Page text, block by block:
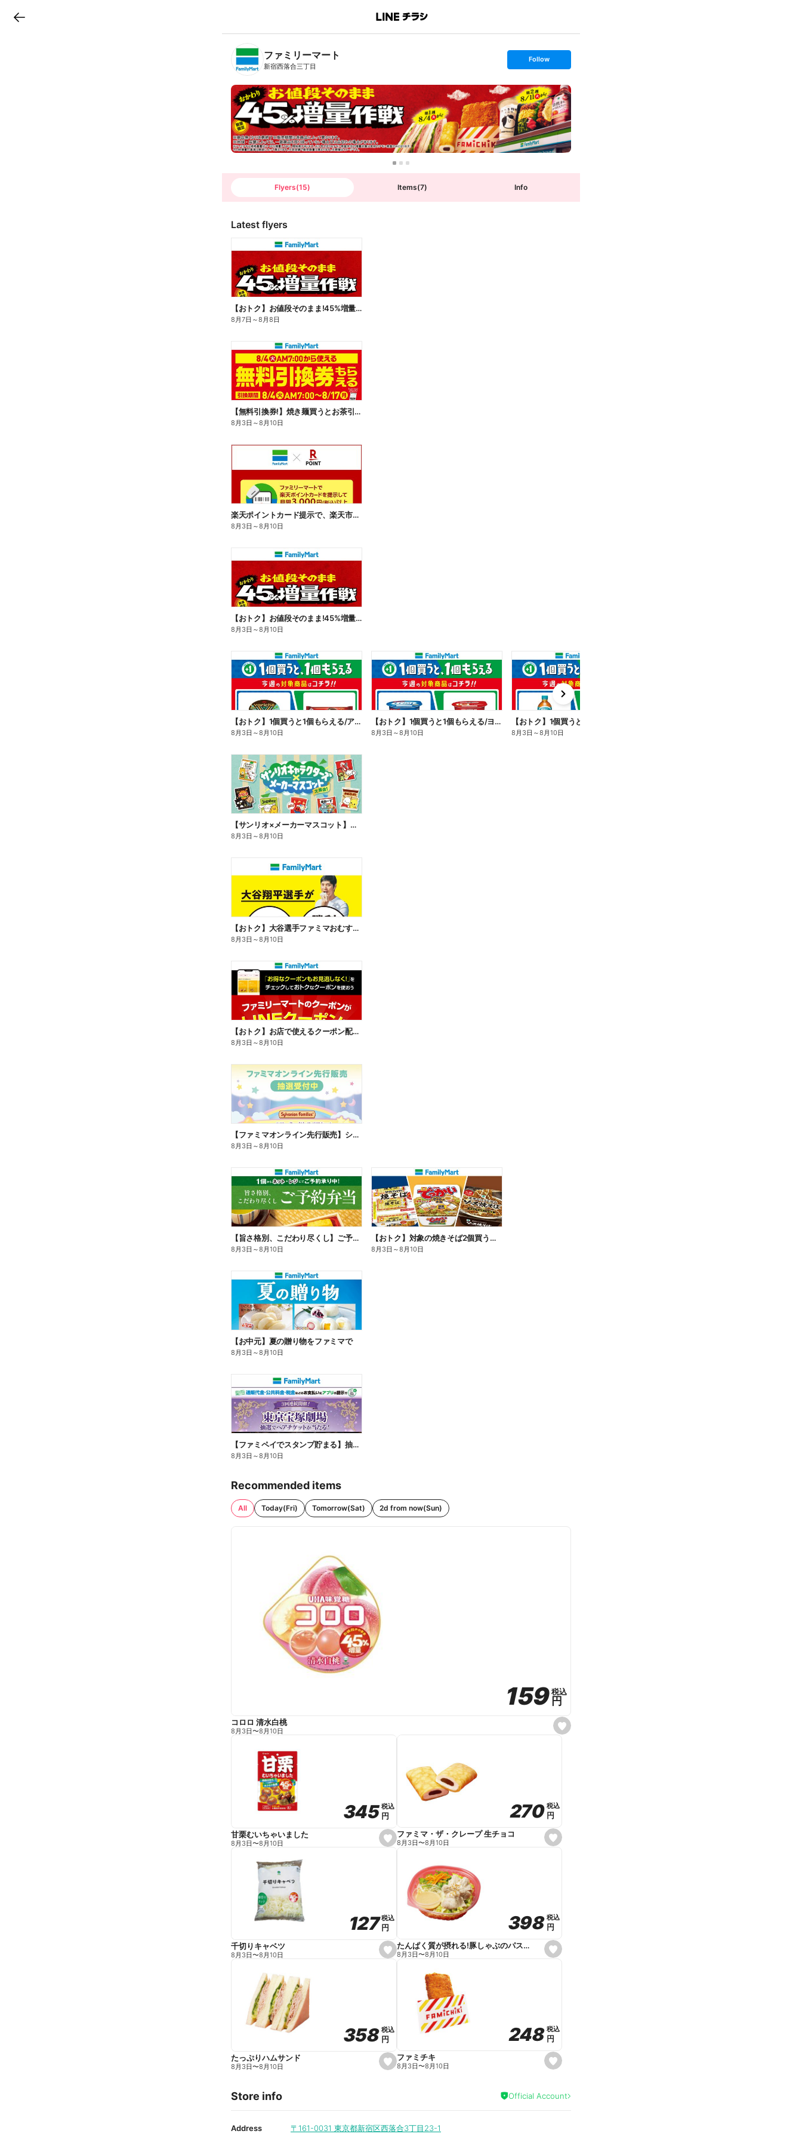
B
n
T
ファミリーマート
新宿西落合三丁目
s
t
o
l
l
o
w
Follow
Flyers(15) Items(7) Info
Latest flyers
【おトク】お値段そのまま!45%増量作戦!
8月7日 ～8月8日
【無料引換券!】焼き麺買うとお茶引換券貰える!
8月3日 ～8月10日
楽天ポイントカード提示で、楽天市場でのお買い物がおトクに!
8月3日 ～8月10日
【おトク】お値段そのまま!45%増量作戦!
8月3日 ～8月10日
【おトク】1個買うと1個もらえる/アイス
8月3日 ～8月10日
【おトク】1個買うと1個もらえる/ヨーグルト
8月3日 ～8月10日
【おトク】1個買うと1個もらえる/麦茶
8月3日 ～8月10日
e
x
t
【サンリオ×メーカーマスコット】オリジナルグッズ貰える!
8月3日 ～8月10日
【おトク】大谷選手ファミマおむすび割
8月3日 ～8月10日
【おトク】お店で使えるクーポン配信中
8月3日 ～8月10日
【ファミマオンライン先行販売】シルバニアファミリー
8月3日 ～8月10日
【旨さ格別、こだわり尽くし】ご予約弁当
8月3日 ～8月10日
【おトク】対象の焼きそば2個買うと100円引き!
8月3日 ～8月10日
【お中元】夏の贈り物をファミマで
8月3日 ～8月10日
【ファミペイでスタンプ貯まる】抽選でペアチケットが当たる!
8月3日 ～8月10日
Recommended items
All Today(Fri) Tomorrow(Sat) 2d from now(Sun)
s
e
159
159税込
税込
円
円
コロロ 清水白桃
8月3日〜8月10日
s
e
e
345
345税込
税込
円
円
甘栗むいちゃいました
8月3日〜8月10日
s
e
e
270
270 税込
税込
円
円
ファミマ・ザ・クレープ 生チョコ
8月3日〜8月10日
s
e
e
127
127税込
税込
円
円
千切りキャベツ
8月3日〜8月10日
s
e
e
398
398 税込
税込
円
円
たんぱく質が摂れる!豚しゃぶのパスタサラダ
8月3日〜8月10日
s
e
i
t
358
358税込
税込
円
円
たっぷりハムサンド
8月3日〜8月10日
s
e
a
248
248 税込
税込
円
円
ファミチキ
8月3日〜8月10日
Store info Official Account
Address 〒161-0031 東京都新宿区西落合3丁目23-1